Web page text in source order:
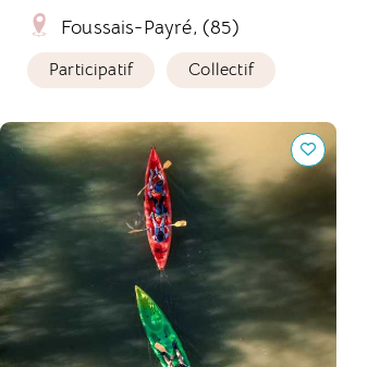
Foussais-Payré, (85)
Participatif Collectif
Canoë en Gascogne